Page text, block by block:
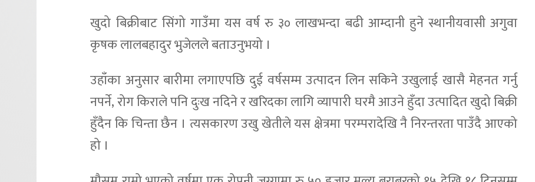
खुदो बिक्रीबाट सिंगो गाउँमा यस वर्ष रु ३० लाखभन्दा बढी आम्दानी हुने स्थानीयवासी अगुवा
कृषक लालबहादुर भुजेलले बताउनुभयो ।
उहाँका अनुसार बारीमा लगाएपछि दुई वर्षसम्म उत्पादन लिन सकिने उखुलाई खासै मेहनत गर्नु
नपर्ने, रोग किराले पनि दुःख नदिने र खरिदका लागि व्यापारी घरमै आउने हुँदा उत्पादित खुदो बिक्री
हुँदैन कि चिन्ता छैन । त्यसकारण उखु खेतीले यस क्षेत्रमा परम्परादेखि नै निरन्तरता पाउँदै आएको
हो ।